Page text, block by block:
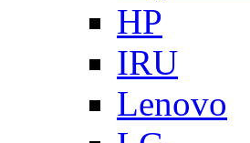
HP
IRU
Lenovo